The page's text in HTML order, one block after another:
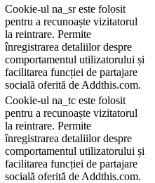
Cookie-ul na_sr este folosit
pentru a recunoaște vizitatorul
la reintrare. Permite
înregistrarea detaliilor despre
comportamentul utilizatorului și
facilitarea funcției de partajare
socială oferită de Addthis.com.
Cookie-ul na_tc este folosit
pentru a recunoaște vizitatorul
la reintrare. Permite
înregistrarea detaliilor despre
comportamentul utilizatorului și
facilitarea funcției de partajare
socială oferită de Addthis.com.